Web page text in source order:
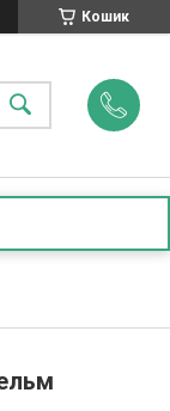
Кошик